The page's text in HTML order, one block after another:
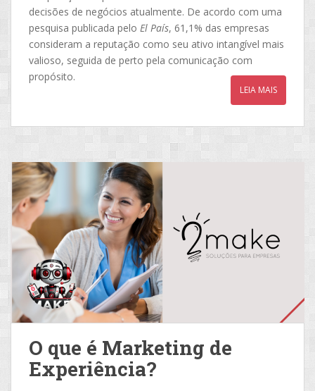
decisões de negócios atualmente. De acordo com uma
pesquisa publicada pelo El País, 61,1% das empresas
consideram a reputação como seu ativo intangível mais
valioso, seguida de perto pela comunicação com
propósito.
LEIA MAIS
O que é Marketing de
Experiência?